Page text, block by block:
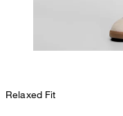
Relaxed Fit